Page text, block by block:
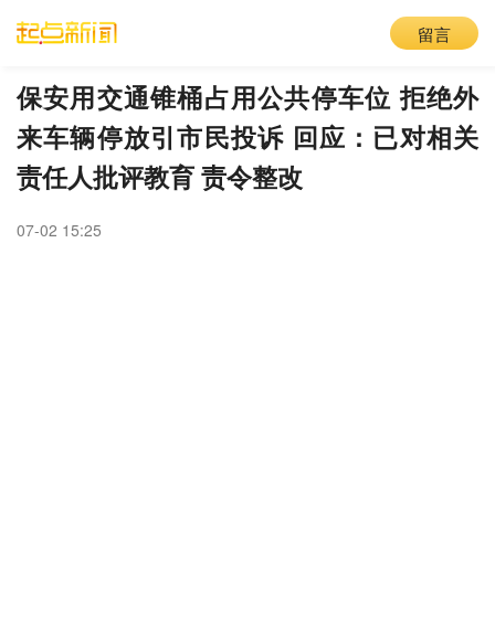
留言
保安用交通锥桶占用公共停车位 拒绝外
来车辆停放引市民投诉 回应：已对相关
责任人批评教育 责令整改
07-02 15:25